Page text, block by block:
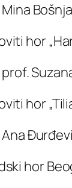
hor
hor
hor